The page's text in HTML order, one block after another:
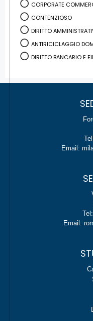
CORPORATE
CONTENZIOSO
DIRITTO
ANTIRICICLAGGIO
DIRITTO BANCARIO E
Email:
Email: